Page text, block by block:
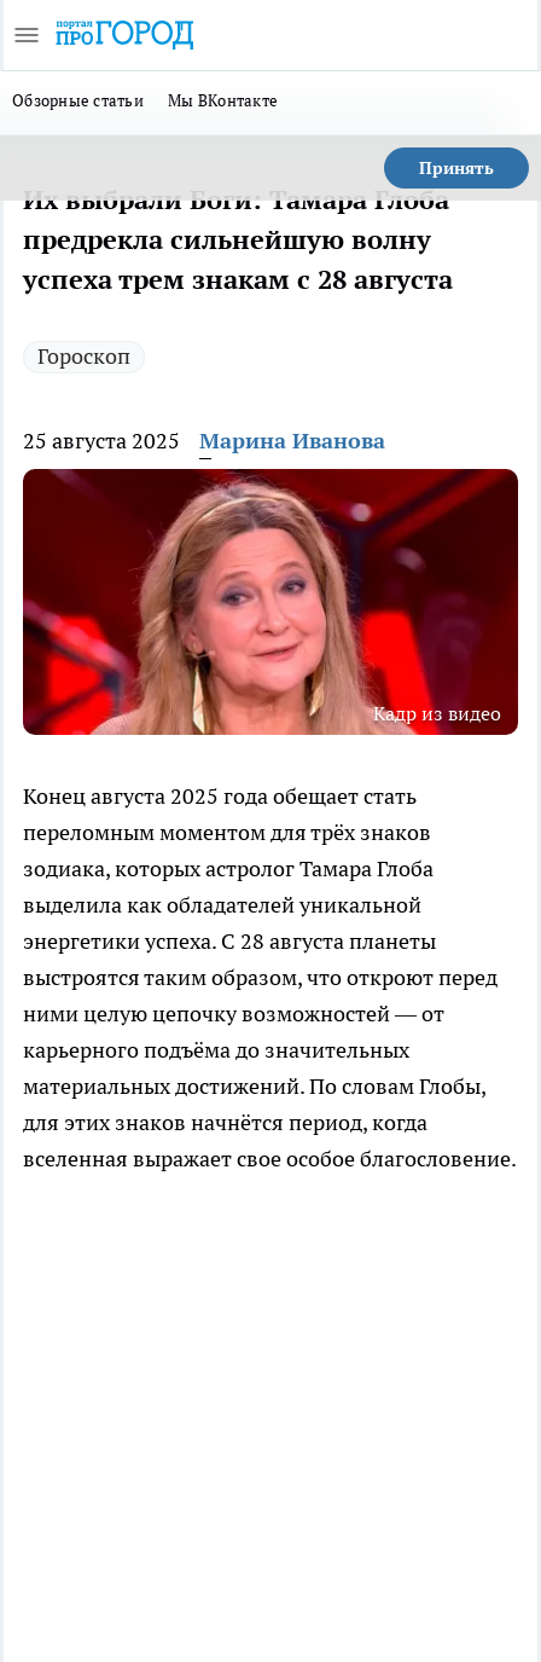
Обзорные статьи Мы ВКонтакте
Принять
Их выбрали Боги: Тамара Глоба
предрекла сильнейшую волну
успеха трем знакам с 28 августа
Гороскоп
25 августа 2025 Марина Иванова
Кадр из видео
Конец августа 2025 года обещает стать
переломным моментом для трёх знаков
зодиака, которых астролог Тамара Глоба
выделила как обладателей уникальной
энергетики успеха. С 28 августа планеты
выстроятся таким образом, что откроют перед
ними целую цепочку возможностей — от
карьерного подъёма до значительных
материальных достижений. По словам Глобы,
для этих знаков начнётся период, когда
вселенная выражает свое особое благословение.